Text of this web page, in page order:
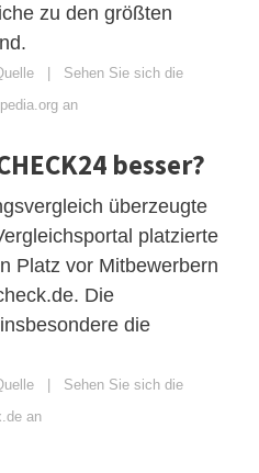
zu den größten
| Sehen Sie sich die
an
besser?
überzeugte
platzierte
Platz vor Mitbewerbern
Die
die
| Sehen Sie sich die
an